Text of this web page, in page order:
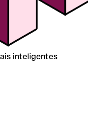
inteligentes